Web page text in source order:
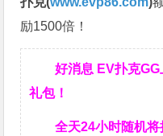
励1500倍！
好消息 EV扑克
礼包！
全天24小时随机